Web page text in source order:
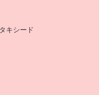
キシード